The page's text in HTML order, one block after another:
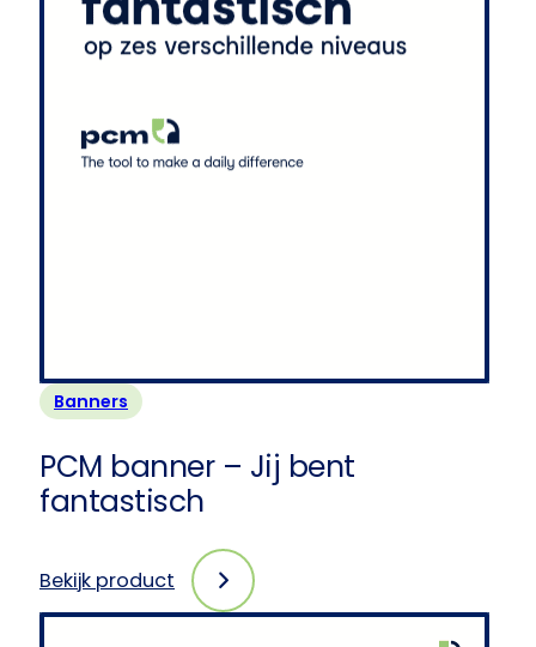
Banners
PCM banner – Jij bent
fantastisch
Bekijk product
:
PCM